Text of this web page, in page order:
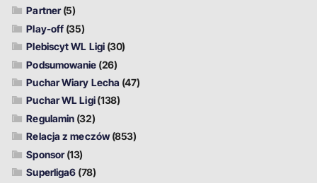
Partner(5)
Play-off (35)
Plebiscyt WL Ligi (30)
Podsumowanie (26)
Puchar Wiary Lecha (47)
Puchar WL Ligi(138)
Regulamin (32)
Relacja z meczów(853)
Sponsor(13)
Superliga6 (78)